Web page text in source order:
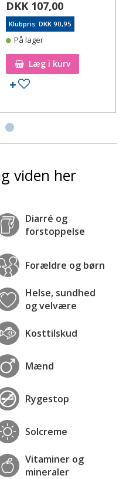
DKK 107,00
Klubpris: DKK 90,95
På lager
Læg i kurv
Tilføj til ønskeseddel
viden her
Diarré og
forstoppelse
Forældre og børn
Helse, sundhed
og velvære
Kosttilskud
Mænd
Rygestop
Solcreme
Vitaminer og
mineraler